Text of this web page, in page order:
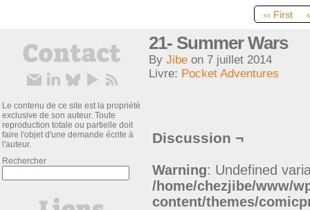
‹‹ First
Le contenu de ce site est la propriété
exclusive de son auteur. Toute
reproduction totale ou partielle doit
faire l'objet d'une demande écrite à
l'auteur.
Rechercher
21- Summer Wars
By Jibe on 7 juillet 2014
Livre: Pocket Adventures
Discussion ¬
Warning: Undefined
/home/chezjibe/www/
content/themes/